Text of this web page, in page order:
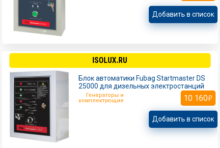
Добавить в список
ISOLUX.RU
Блок автоматики Fubag Startmaster DS
25000 для дизельных электростанций
Генераторы и
комплектующие
10 160
Добавить в список